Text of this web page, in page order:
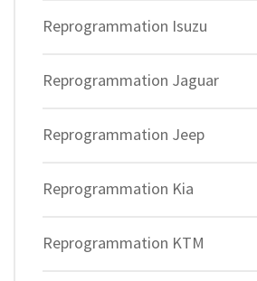
Reprogrammation Isuzu
Reprogrammation Jaguar
Reprogrammation Jeep
Reprogrammation Kia
Reprogrammation KTM